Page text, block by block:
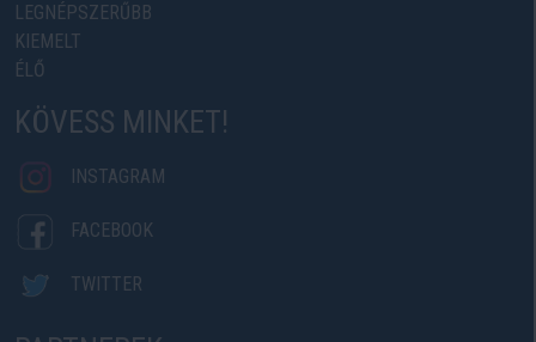
LEGNÉPSZERŰBB
KIEMELT
ÉLŐ
KÖVESS MINKET!
INSTAGRAM
FACEBOOK
TWITTER